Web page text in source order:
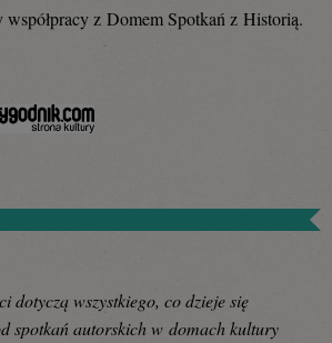
współpracy z Domem Spotkań z Historią.
dotyczą wszystkiego, co dzieje się
spotkań autorskich w domach kultury